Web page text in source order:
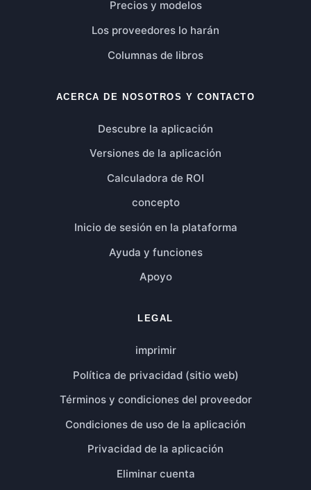
Precios y modelos
Los proveedores lo harán
Columnas de libros
ACERCA DE NOSOTROS Y CONTACTO
Descubre la aplicación
Versiones de la aplicación
Calculadora de ROI
concepto
Inicio de sesión en la plataforma
Ayuda y funciones
Apoyo
LEGAL
imprimir
Política de privacidad (sitio web)
Términos y condiciones del proveedor
Condiciones de uso de la aplicación
Privacidad de la aplicación
Eliminar cuenta